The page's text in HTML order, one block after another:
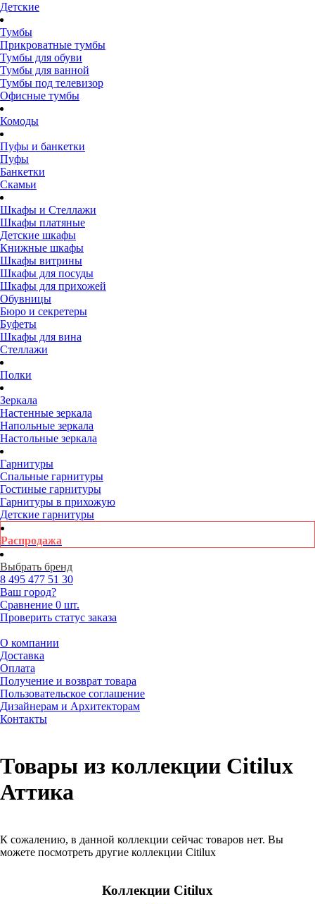
Детские
Тумбы
Прикроватные тумбы
Тумбы для обуви
Тумбы для ванной
Тумбы под телевизор
Офисные тумбы
Комоды
Пуфы и банкетки
Пуфы
Банкетки
Скамьи
Шкафы и Стеллажи
Шкафы платяные
Детские шкафы
Книжные шкафы
Шкафы витрины
Шкафы для посуды
Шкафы для прихожей
Обувницы
Бюро и секретеры
Буфеты
Шкафы для вина
Стеллажи
Полки
Зеркала
Настенные зеркала
Напольные зеркала
Настольные зеркала
Гарнитуры
Спальные гарнитуры
Гостиные гарнитуры
Гарнитуры в прихожую
Детские гарнитуры
Распродажа
Выбрать бренд
8 495 477 51 30
Ваш город?
Сравнение 0 шт.
Проверить статус заказа
О компании
Доставка
Оплата
Получение и возврат товара
Пользовательское соглашение
Дизайнерам и Архитекторам
Контакты
Товары из коллекции Citilux
Аттика
К сожалению, в данной коллекции сейчас товаров нет. Вы
можете посмотреть другие коллекции Citilux
Коллекции Citilux